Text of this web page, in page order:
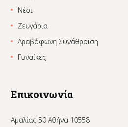
Νέοι
Ζευγάρια
Αραβόφωνη Συνάθροιση
Γυναίκες
Επικοινωνία
Αμαλίας 50 Αθήνα 10558